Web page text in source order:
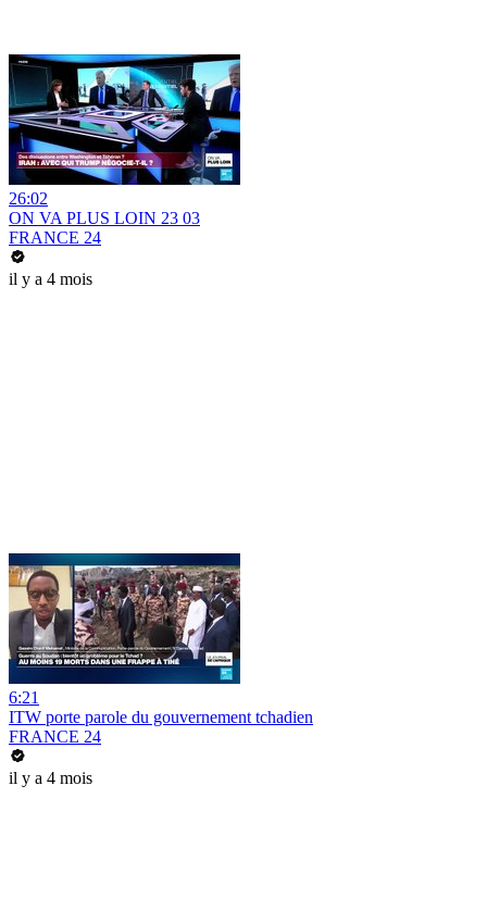
26:02
ON VA PLUS LOIN 23 03
FRANCE 24
il y a 4 mois
6:21
ITW porte parole du gouvernement tchadien
FRANCE 24
il y a 4 mois